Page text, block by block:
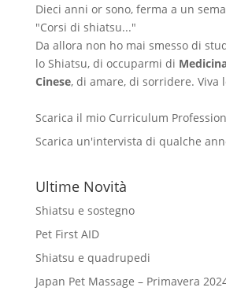
Dieci anni or sono, ferma a un
"Corsi di shiatsu..."
Da allora non ho mai smesso di
lo Shiatsu, di occuparmi di
Cinese, di amare, di sorridere. Viva
Scarica il mio Curriculum
Scarica un'intervista di qualche
Ultime Novità
Shiatsu e sostegno
Pet First AID
Shiatsu e quadrupedi
Japan Pet Massage – Primavera